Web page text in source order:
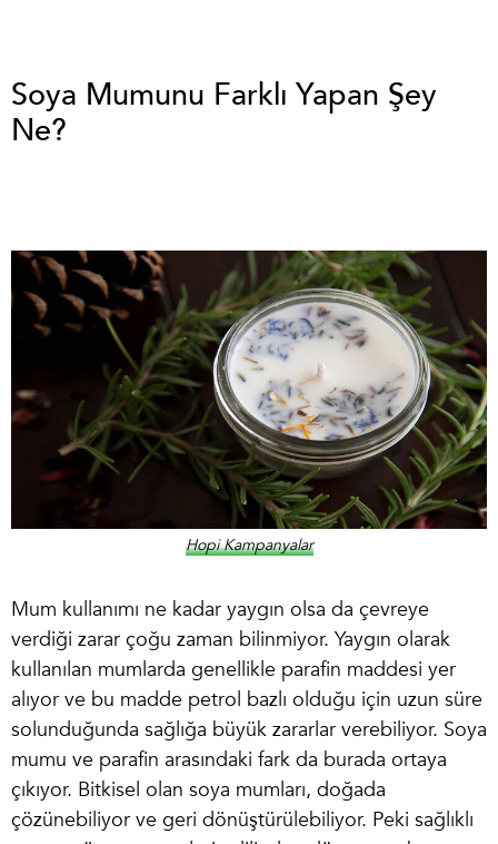
Soya Mumunu Farklı Yapan Şey
Ne?
Hopi Kampanyalar
Mum kullanımı ne kadar yaygın olsa da çevreye
verdiği zarar çoğu zaman bilinmiyor. Yaygın olarak
kullanılan mumlarda genellikle parafin maddesi yer
alıyor ve bu madde petrol bazlı olduğu için uzun süre
solunduğunda sağlığa büyük zararlar verebiliyor. Soya
mumu ve parafin arasındaki fark da burada ortaya
çıkıyor. Bitkisel olan soya mumları, doğada
çözünebiliyor ve geri dönüştürülebiliyor. Peki sağlıklı